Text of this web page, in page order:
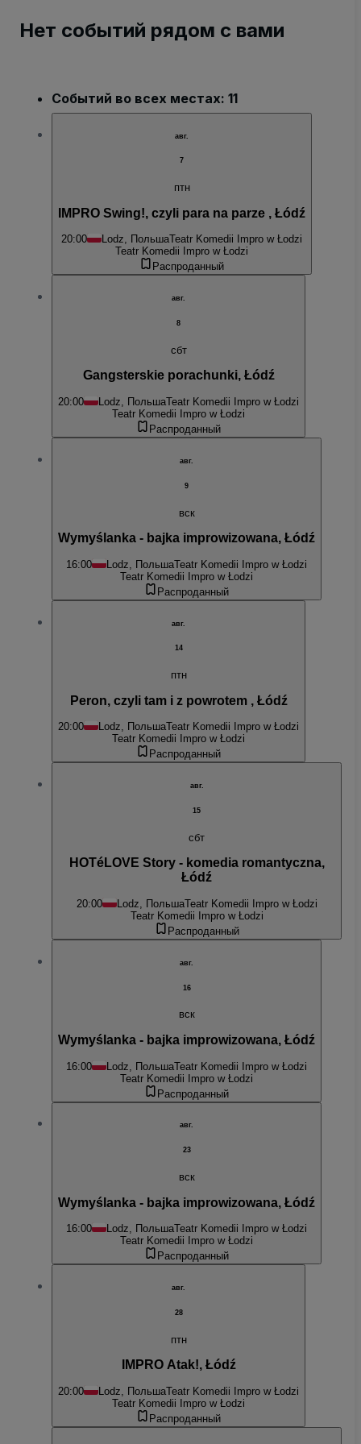
Нет событий рядом с вами
Событий во всех местах: 11
авг.
7
птн
IMPRO Swing!, czyli para na parze , Łódź
20:00 Lodz, ПольшаTeatr Komedii Impro w Łodzi
Teatr Komedii Impro w Łodzi
Распроданный
авг.
8
сбт
Gangsterskie porachunki, Łódź
20:00 Lodz, ПольшаTeatr Komedii Impro w Łodzi
Teatr Komedii Impro w Łodzi
Распроданный
авг.
9
вск
Wymyślanka - bajka improwizowana, Łódź
16:00 Lodz, ПольшаTeatr Komedii Impro w Łodzi
Teatr Komedii Impro w Łodzi
Распроданный
авг.
14
птн
Peron, czyli tam i z powrotem , Łódź
20:00 Lodz, ПольшаTeatr Komedii Impro w Łodzi
Teatr Komedii Impro w Łodzi
Распроданный
авг.
15
сбт
HOTéLOVE Story - komedia romantyczna,
Łódź
20:00 Lodz, ПольшаTeatr Komedii Impro w Łodzi
Teatr Komedii Impro w Łodzi
Распроданный
авг.
16
вск
Wymyślanka - bajka improwizowana, Łódź
16:00 Lodz, ПольшаTeatr Komedii Impro w Łodzi
Teatr Komedii Impro w Łodzi
Распроданный
авг.
23
вск
Wymyślanka - bajka improwizowana, Łódź
16:00 Lodz, ПольшаTeatr Komedii Impro w Łodzi
Teatr Komedii Impro w Łodzi
Распроданный
авг.
28
птн
IMPRO Atak!, Łódź
20:00 Lodz, ПольшаTeatr Komedii Impro w Łodzi
Teatr Komedii Impro w Łodzi
Распроданный